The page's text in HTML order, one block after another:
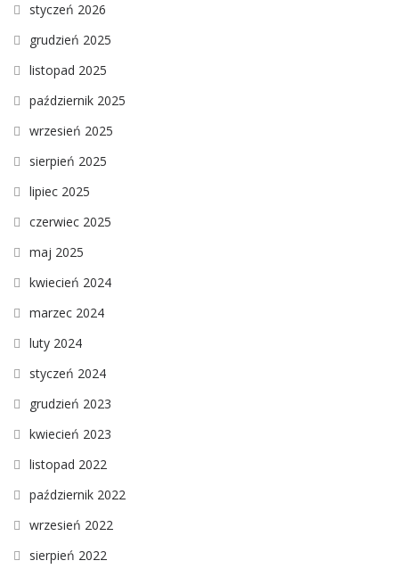
styczeń 2026
grudzień 2025
listopad 2025
październik 2025
wrzesień 2025
sierpień 2025
lipiec 2025
czerwiec 2025
maj 2025
kwiecień 2024
marzec 2024
luty 2024
styczeń 2024
grudzień 2023
kwiecień 2023
listopad 2022
październik 2022
wrzesień 2022
sierpień 2022